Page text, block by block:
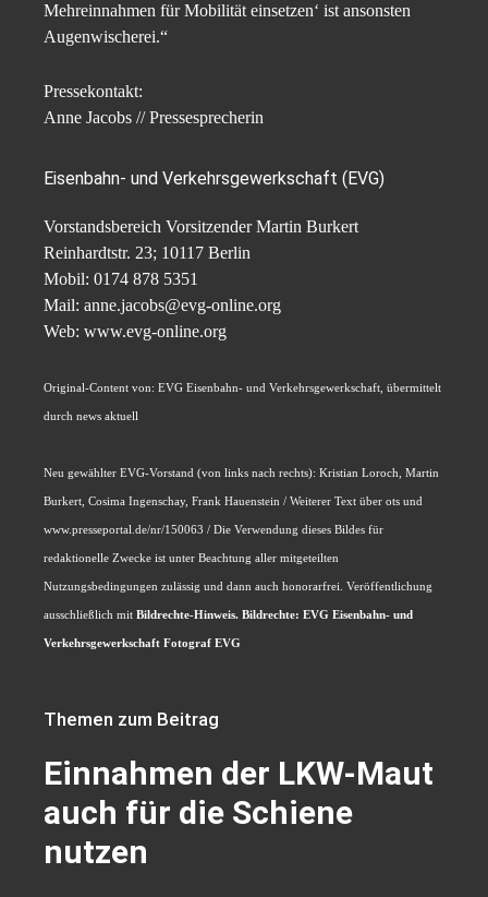
Mehreinnahmen für Mobilität einsetzen‘ ist ansonsten
Augenwischerei.“
Pressekontakt:
Anne Jacobs // Pressesprecherin
Eisenbahn- und Verkehrsgewerkschaft (EVG)
Vorstandsbereich Vorsitzender Martin Burkert
Reinhardtstr. 23; 10117 Berlin
Mobil: 0174 878 5351
Mail: anne.jacobs@evg-online.org
Web: www.evg-online.org
Original-Content von: EVG Eisenbahn- und Verkehrsgewerkschaft, übermittelt
durch news aktuell
Neu gewählter EVG-Vorstand (von links nach rechts): Kristian Loroch, Martin
Burkert, Cosima Ingenschay, Frank Hauenstein / Weiterer Text über ots und
www.presseportal.de/nr/150063 / Die Verwendung dieses Bildes für
redaktionelle Zwecke ist unter Beachtung aller mitgeteilten
Nutzungsbedingungen zulässig und dann auch honorarfrei. Veröffentlichung
ausschließlich mit Bildrechte-Hinweis. Bildrechte: EVG Eisenbahn- und
Verkehrsgewerkschaft Fotograf EVG
Themen zum Beitrag
Einnahmen der LKW-Maut
auch für die Schiene
nutzen